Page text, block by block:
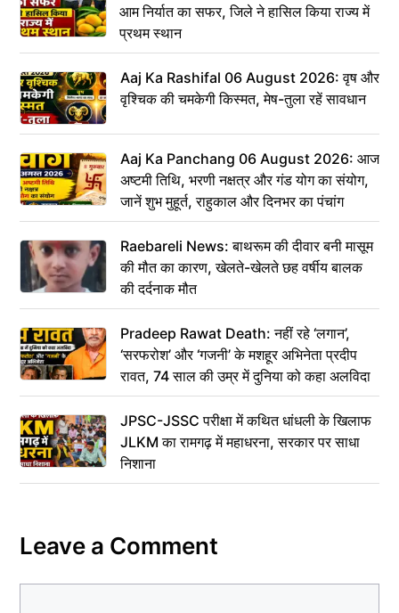
आम निर्यात का सफर, जिले ने हासिल किया राज्य में
प्रथम स्थान
Aaj Ka Rashifal 06 August 2026: वृष और
वृश्चिक की चमकेगी किस्मत, मेष-तुला रहें सावधान
Aaj Ka Panchang 06 August 2026: आज
अष्टमी तिथि, भरणी नक्षत्र और गंड योग का संयोग,
जानें शुभ मुहूर्त, राहुकाल और दिनभर का पंचांग
Raebareli News: बाथरूम की दीवार बनी मासूम
की मौत का कारण, खेलते-खेलते छह वर्षीय बालक
की दर्दनाक मौत
Pradeep Rawat Death: नहीं रहे ‘लगान’,
‘सरफरोश’ और ‘गजनी’ के मशहूर अभिनेता प्रदीप
रावत, 74 साल की उम्र में दुनिया को कहा अलविदा
JPSC-JSSC परीक्षा में कथित धांधली के खिलाफ
JLKM का रामगढ़ में महाधरना, सरकार पर साधा
निशाना
Leave a Comment